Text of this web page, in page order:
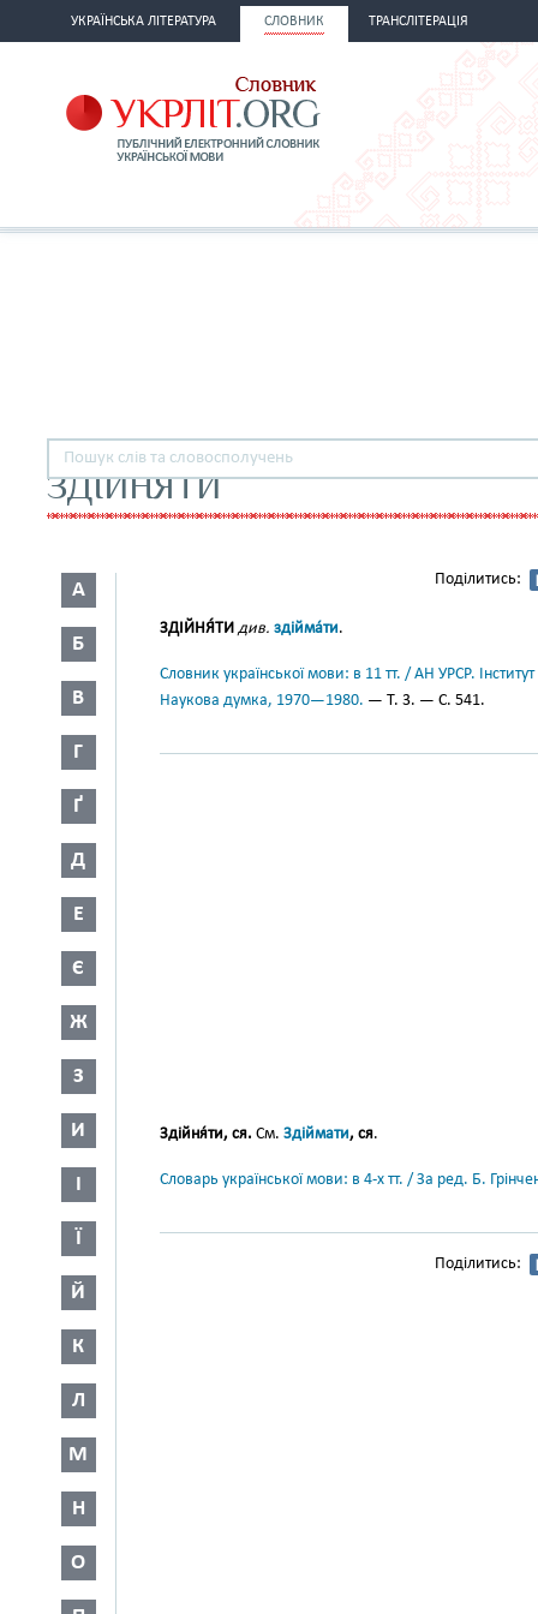
УКРАЇНСЬКА ЛІТЕРАТУРА СЛОВНИК ТРАНСЛІТЕРАЦІЯ
ЗДІЙНЯТИ
А
Б
В
Г
Ґ
Д
Е
Є
Ж
З
И
І
Ї
Й
К
Л
М
Н
О
Поділитись:
ЗДІЙНЯ́ТИ див. здійма́ти.
Словник української мови: в 11 тт. / АН УРСР.
Наукова думка, 1970—1980. — Т. 3. — С. 541.
Здійня́ти, ся. См. Здіймати, ся.
Словарь української мови: в 4-х тт. / За ред. Б.
Поділитись: